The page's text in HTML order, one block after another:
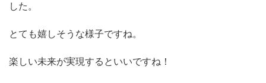
した。
とても嬉しそうな様子ですね。
楽しい未来が実現するといいですね！